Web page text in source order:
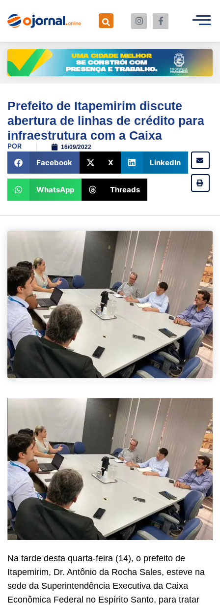
Prefeito de Itapemirim discute
abertura de linhas de crédito para
infraestrutura com a Caixa
POR 16/09/2022
Facebook X LinkedIn
WhatsApp Threads
Na tarde desta quarta-feira (14), o prefeito de
Itapemirim, Dr. Antônio da Rocha Sales, esteve na
sede da Superintendência Executiva da Caixa
Econômica Federal no Espírito Santo, para tratar